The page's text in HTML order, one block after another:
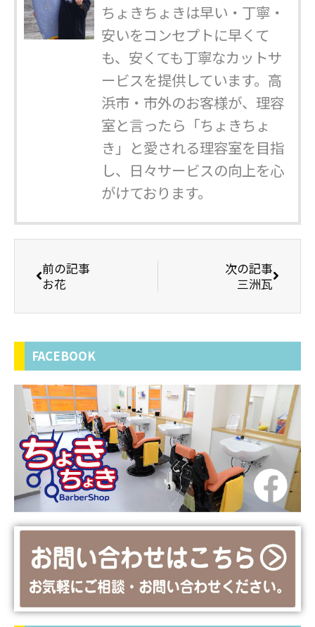
ちょきちょきは早い・丁寧・
安いをコンセプトに早くて
も、安くても丁寧なカットサ
ービスを提供しています。高
浜市・市外のお客様が、理容
室と言ったら「ちょきちょ
き」と愛される理容室を目指
し、日々サービスの向上を心
がけております。
前の記事
お花
次の記事
三洲瓦
FACEBOOK